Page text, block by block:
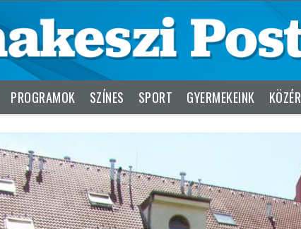
PROGRAMOK SZÍNES SPORT GYERMEKEINK